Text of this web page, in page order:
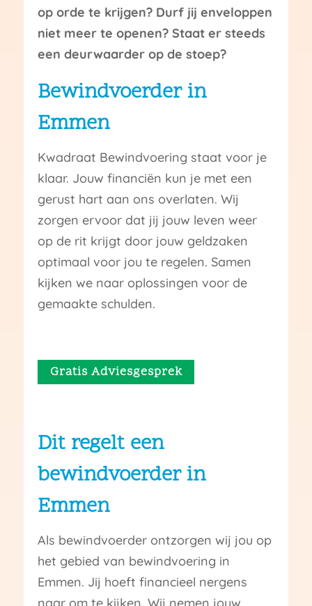
op orde te krijgen? Durf jij enveloppen
niet meer te openen? Staat er steeds
een deurwaarder op de stoep?
Bewindvoerder in
Emmen
Kwadraat Bewindvoering staat voor je
klaar. Jouw financiën kun je met een
gerust hart aan ons overlaten. Wij
zorgen ervoor dat jij jouw leven weer
op de rit krijgt door jouw geldzaken
optimaal voor jou te regelen. Samen
kijken we naar oplossingen voor de
gemaakte schulden.
Gratis Adviesgesprek
Dit regelt een
bewindvoerder in
Emmen
Als bewindvoerder ontzorgen wij jou op
het gebied van bewindvoering in
Emmen. Jij hoeft financieel nergens